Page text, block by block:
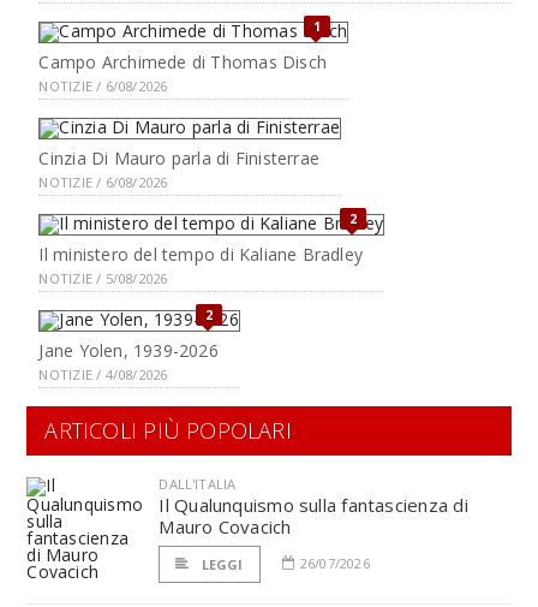
1
Campo Archimede di Thomas Disch
NOTIZIE / 6/08/2026
Cinzia Di Mauro parla di Finisterrae
NOTIZIE / 6/08/2026
2
Il ministero del tempo di Kaliane Bradley
NOTIZIE / 5/08/2026
2
Jane Yolen, 1939-2026
NOTIZIE / 4/08/2026
ARTICOLI PIÙ POPOLARI
DALL'ITALIA
Il Qualunquismo sulla fantascienza di
Mauro Covacich
LEGGI 26/07/2026